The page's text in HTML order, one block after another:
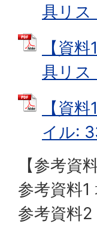
具リス
【資
具リス
【資
イル:
【参考資料
参考資料1
参考資料